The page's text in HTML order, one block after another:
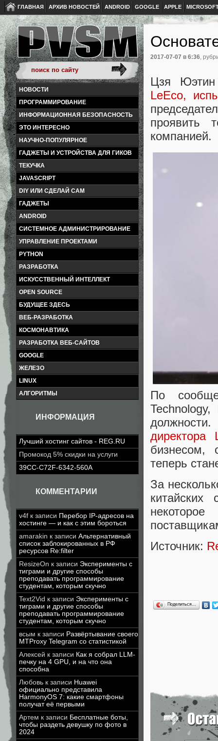
ГЛАВНАЯ АРХИВ НОВОСТЕЙ ANDROID GOOGLE APPLE
НОВОСТИ
ПРОГРАММИРОВАНИЕ
ИНФОРМАЦИОННАЯ БЕЗОПАСНОСТЬ
ЭТО ИНТЕРЕСНО
НАУЧНО-ПОПУЛЯРНОЕ
ГАДЖЕТЫ И УСТРОЙСТВА ДЛЯ ГИКОВ
ТЕКУЧКА
JAVASCRIPT
DIY ИЛИ СДЕЛАЙ САМ
ГАДЖЕТЫ
ANDROID
СИСТЕМНОЕ АДМИНИСТРИРОВАНИЕ
УПРАВЛЕНИЕ ПРОЕКТАМИ
PYTHON
РАЗРАБОТКА
ИСКУССТВЕННЫЙ ИНТЕЛЛЕКТ
OPEN SOURCE
БУДУЩЕЕ ЗДЕСЬ
ВЕБ-РАЗРАБОТКА
КОСМОНАВТИКА
РАЗРАБОТКА ВЕБ-САЙТОВ
GOOGLE
ЖЕЛЕЗО
LINUX
АЛГОРИТМЫ
ИНФОРМАЦИЯ
Лучший хостинг сайтов - REG.RU
Промокод 5% скидки на услуги
39CC-C72F-6342-560A
КОММЕНТАРИИ
v4f к записи Перебор IP-адресов на
хостинге — и как с этим бороться
amarakin к записи Альтернативный
список заблокированных в РФ
ресурсов Re:filter
ResizeOn к записи Эксперименты с
тиграми и другие способы
преподавать программирование
студентам, которым скучно
Text2Vid к записи Эксперименты с
тиграми и другие способы
преподавать программирование
студентам, которым скучно
всым к записи Развёртывание своего
MTProxy Telegram со статистикой
Алексей к записи Как я собрал LLM-
печку на 4 GPU, и на что она
способна
Любовь к записи Huawei
официально представила
HarmonyOS 7: какие смартфоны
получат её первыми
Артем к записи Бесплатные боты,
чтобы раздеть девушку по фото в
2024
2017-07-07 в 6:36,
Цзя Юэтин
LeEco,
проявить
компанией.
По
директора
бизнесом,
теперь
За
китайских
Источник:
Поделиться…